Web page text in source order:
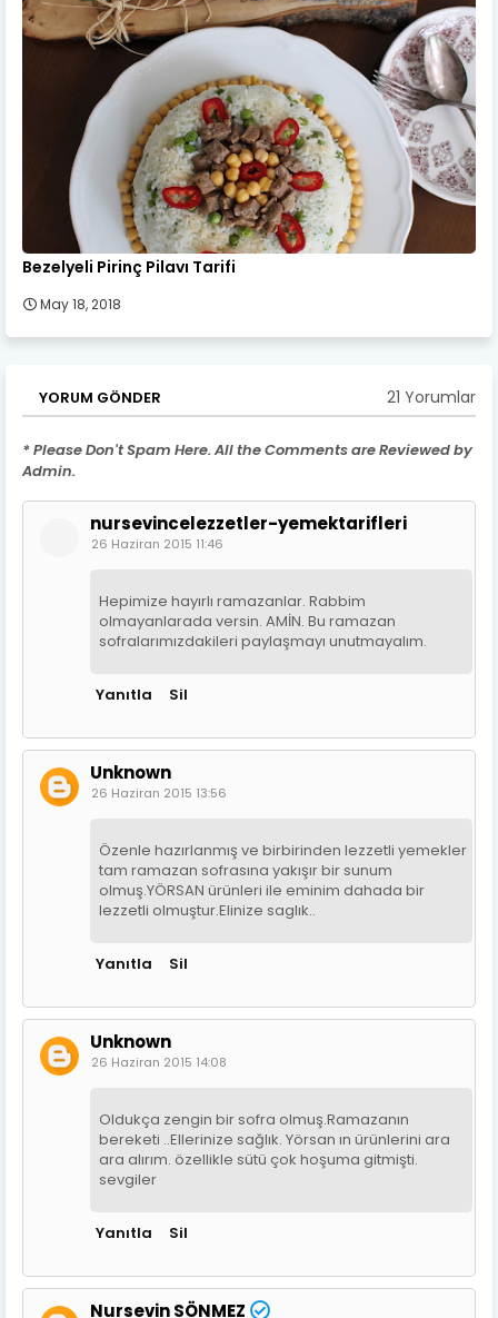
Bezelyeli Pirinç Pilavı Tarifi
May 18, 2018
YORUM GÖNDER 21 Yorumlar
* Please Don't Spam Here. All the Comments are Reviewed by
Admin.
nursevincelezzetler-yemektarifleri
26 Haziran 2015 11:46
Hepimize hayırlı ramazanlar. Rabbim
olmayanlarada versin. AMİN. Bu ramazan
sofralarımızdakileri paylaşmayı unutmayalım.
Yanıtla Sil
Unknown
26 Haziran 2015 13:56
Özenle hazırlanmış ve birbirinden lezzetli yemekler
tam ramazan sofrasına yakışır bir sunum
olmuş.YÖRSAN ürünleri ile eminim dahada bir
lezzetli olmuştur.Elinize saglık..
Yanıtla Sil
Unknown
26 Haziran 2015 14:08
Oldukça zengin bir sofra olmuş.Ramazanın
bereketi ..Ellerinize sağlık. Yörsan ın ürünlerini ara
ara alırım. özellikle sütü çok hoşuma gitmişti.
sevgiler
Yanıtla Sil
Nursevin SÖNMEZ